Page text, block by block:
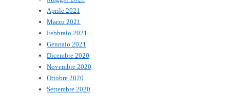
Aprile 2021
Marzo 2021
Febbraio 2021
Gennaio 2021
Dicembre 2020
Novembre 2020
Ottobre 2020
Settembre 2020